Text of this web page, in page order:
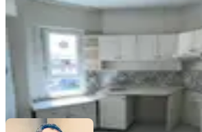
15.500 ₺
Atakan EmlakATAKAN ATMACA